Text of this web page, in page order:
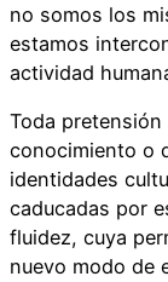
no somos los
estamos
actividad
Toda
conocimiento o
identidades
caducadas por
fluidez, cuya
nuevo modo de